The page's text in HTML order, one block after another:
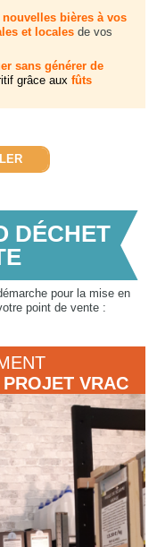
nouvelles bières à vos
et locales de vos
sans générer de
grâce aux fûts
DÉCHET
pour la mise en
point de vente :
VRAC